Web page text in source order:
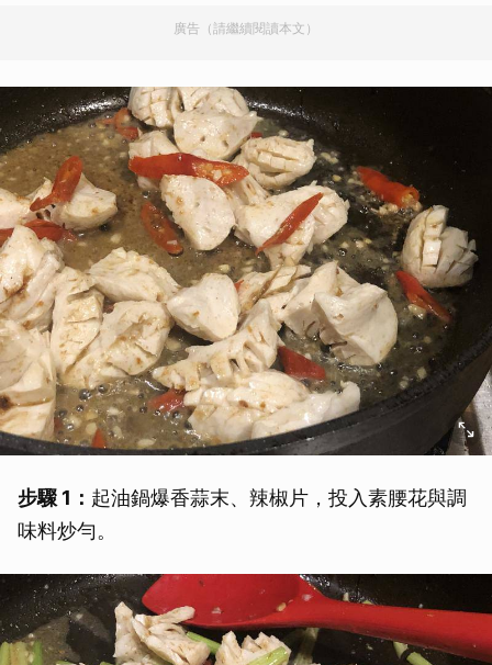
廣告（請繼續閱讀本文）
步驟 1： 起油鍋爆香蒜末、辣椒片，投入素腰花與調
味料炒勻。